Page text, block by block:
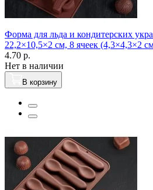
Форма для льда и кондитерских
22,2×10,5×2 см, 8 ячеек (4,3×4,3×2
4.70 р.
Нет в наличии
В корзину